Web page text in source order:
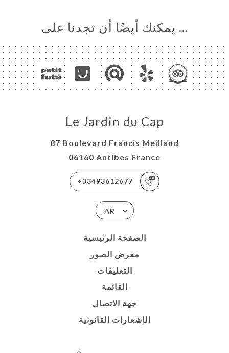
… يمكنك أيضًا أن تجدنا على
Le Jardin du Cap
87 Boulevard Francis Meilland
06160 Antibes France
+33493612677
AR
الصفحة الرئيسية
معرض الصور
التعليقات
القائمة
جهة الاتصال
الإشعارات القانونية